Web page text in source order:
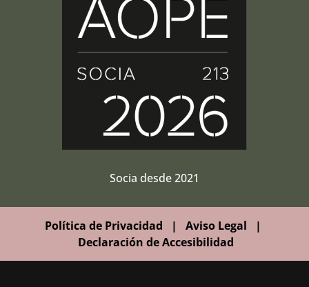
Socia desde 2021
Política de Privacidad | Aviso Legal |
Declaración de Accesibilidad